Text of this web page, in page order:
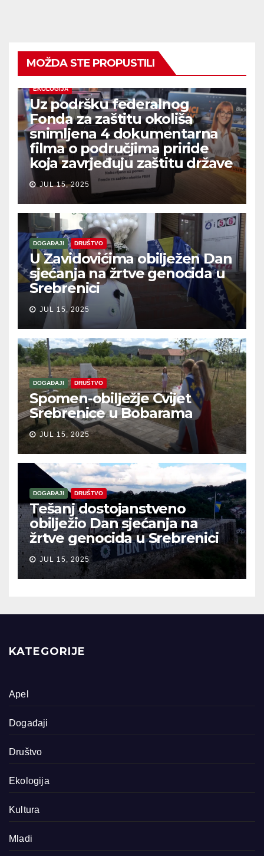
MOŽDA STE PROPUSTILI
EKOLOGIJA
Uz podršku federalnog
Fonda za zaštitu okoliša
snimljena 4 dokumentarna
filma o područjima priride
koja zavrjeđuju zaštitu države
JUL 15, 2025
DOGAĐAJI DRUŠTVO
U Zavidovićima obilježen Dan
sjećanja na žrtve genocida u
Srebrenici
JUL 15, 2025
DOGAĐAJI DRUŠTVO
Spomen-obilježje Cvijet
Srebrenice u Bobarama
JUL 15, 2025
DOGAĐAJI DRUŠTVO
Tešanj dostojanstveno
obilježio Dan sjećanja na
žrtve genocida u Srebrenici
JUL 15, 2025
KATEGORIJE
Apel
Događaji
Društvo
Ekologija
Kultura
Mladi